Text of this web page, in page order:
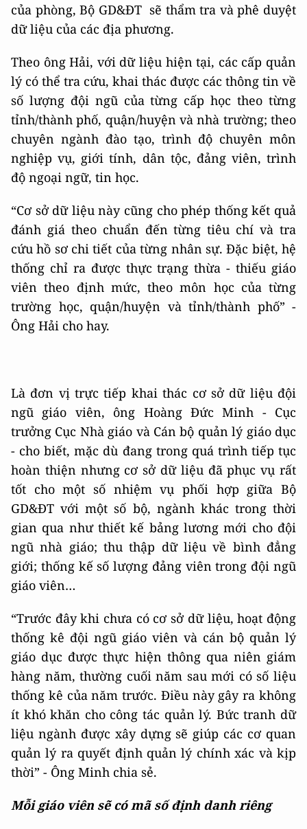
của phòng, Bộ GD&ĐT sẽ thẩm tra và phê duyệt
dữ liệu của các địa phương.
Theo ông Hải, với dữ liệu hiện tại, các cấp quản
lý có thể tra cứu, khai thác được các thông tin về
số lượng đội ngũ của từng cấp học theo từng
tỉnh/thành phố, quận/huyện và nhà trường; theo
chuyên ngành đào tạo, trình độ chuyên môn
nghiệp vụ, giới tính, dân tộc, đảng viên, trình
độ ngoại ngữ, tin học.
“Cơ sở dữ liệu này cũng cho phép thống kết quả
đánh giá theo chuẩn đến từng tiêu chí và tra
cứu hồ sơ chi tiết của từng nhân sự. Đặc biệt, hệ
thống chỉ ra được thực trạng thừa - thiếu giáo
viên theo định mức, theo môn học của từng
trường học, quận/huyện và tỉnh/thành phố” -
Ông Hải cho hay.
Là đơn vị trực tiếp khai thác cơ sở dữ liệu đội
ngũ giáo viên, ông Hoàng Đức Minh - Cục
trưởng Cục Nhà giáo và Cán bộ quản lý giáo dục
- cho biết, mặc dù đang trong quá trình tiếp tục
hoàn thiện nhưng cơ sở dữ liệu đã phục vụ rất
tốt cho một số nhiệm vụ phối hợp giữa Bộ
GD&ĐT với một số bộ, ngành khác trong thời
gian qua như thiết kế bảng lương mới cho đội
ngũ nhà giáo; thu thập dữ liệu về bình đẳng
giới; thống kế số lượng đảng viên trong đội ngũ
giáo viên…
“Trước đây khi chưa có cơ sở dữ liệu, hoạt động
thống kê đội ngũ giáo viên và cán bộ quản lý
giáo dục được thực hiện thông qua niên giám
hàng năm, thường cuối năm sau mới có số liệu
thống kê của năm trước. Điều này gây ra không
ít khó khăn cho công tác quản lý. Bức tranh dữ
liệu ngành được xây dựng sẽ giúp các cơ quan
quản lý ra quyết định quản lý chính xác và kịp
thời” - Ông Minh chia sẻ.
Mỗi giáo viên sẽ có mã số định danh riêng